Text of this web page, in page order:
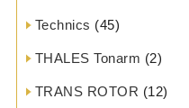
Technics (45)
THALES Tonarm (2)
TRANS ROTOR (12)